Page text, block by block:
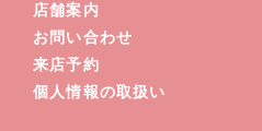
店舗案内
お問い合わせ
来店予約
個人情報の取扱い